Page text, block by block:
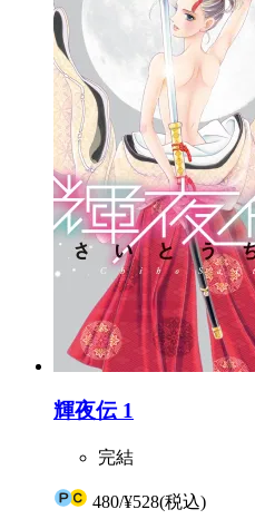
輝夜伝 1
完結
480/¥528(税込)